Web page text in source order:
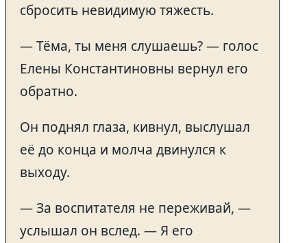
сбросить невидимую тяжесть.
— Тёма, ты меня слушаешь? — голос
Елены Константиновны вернул его
обратно.
Он поднял глаза, кивнул, выслушал
её до конца и молча двинулся к
выходу.
— За воспитателя не переживай, —
услышал он вслед. — Я его